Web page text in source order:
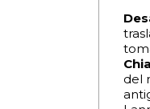
del